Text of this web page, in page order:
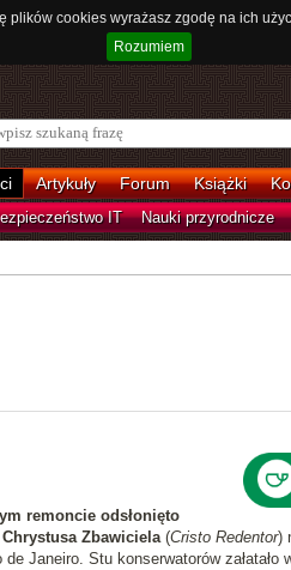
cookies wyrażasz zgodę na ich
Rozumiem
Artykuły Forum Książki
IT Nauki przyrodnicze
remoncie odsłonięto
Zbawiciela(Cristo Redentor)
de Janeiro. Stu konserwatorów załatało